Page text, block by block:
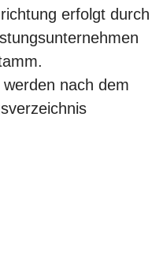
erfolgt durch
nach dem